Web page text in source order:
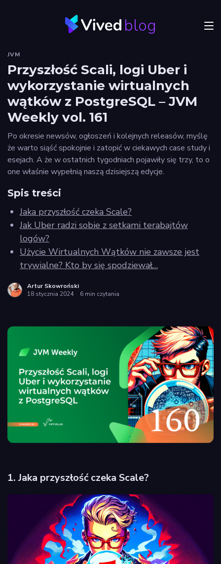
blog
Craftsmanship
Frontend
Odkryj
Vived
Privacy
policy
JVM
Przyszłość Scali, logi Uber i
wykorzystanie wirtualnych
wątków z PostgreSQL – JVM
Weekly vol. 161
Po okresie newsów, ogłoszeń i kolejnych releasów, myślę
że warto siąść spokojnie i zatopić w ciekawych case study i
esejach. A że w ostatnich tygodniach pojawiły się trzy, to o
one właśnie wypełnią naszą dzisiejszą edycje.
Spis treści
Jaka przyszłość czeka Scale?
Jak Uber radzi sobie z setkami terabajtów
logów?
Użycie Wirtualnych Wątków nie zawsze jest
trywialne? Kto by się spodziewał…
Artur Skowroński
18 stycznia 2024
6 min czytania
1. Jaka przyszłość czeka Scale?